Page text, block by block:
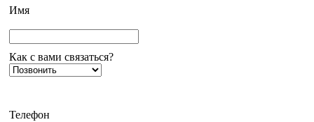
Имя
Как с вами связаться?
Телефон